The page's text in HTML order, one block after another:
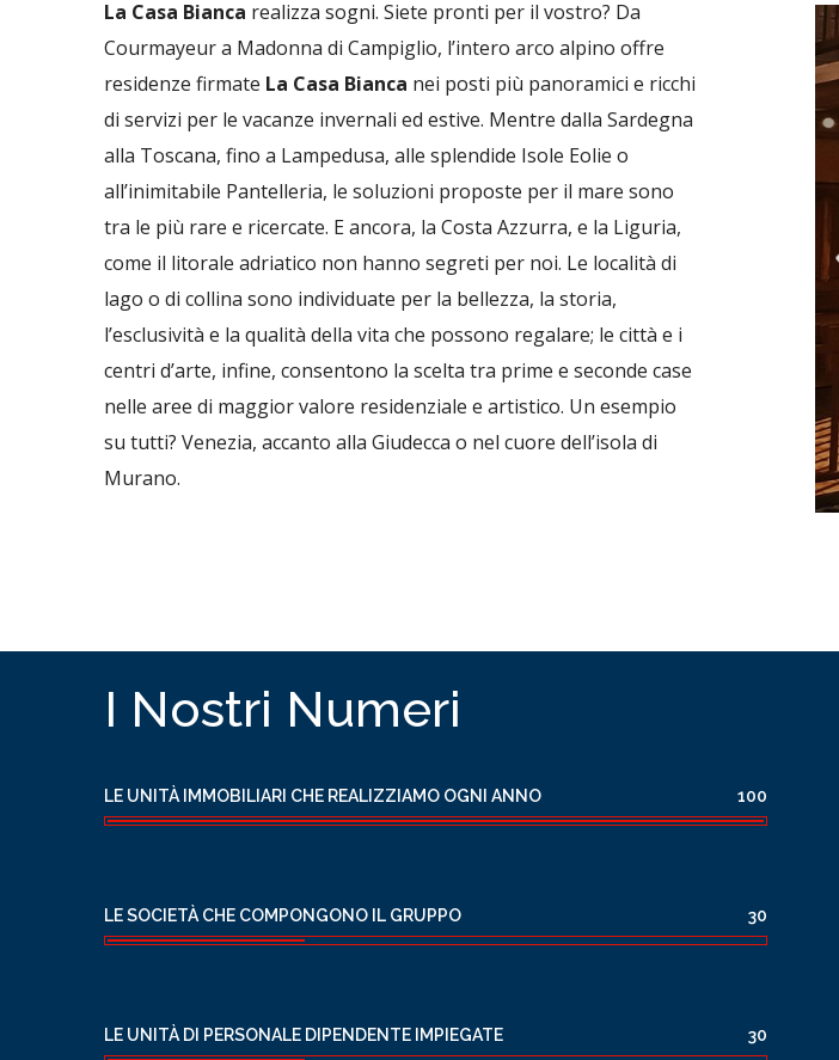
La Casa Bianca realizza sogni. Siete pronti per il vostro? Da
Courmayeur a Madonna di Campiglio, l’intero arco alpino offre
residenze firmate La Casa Bianca nei posti più panoramici e ricchi
di servizi per le vacanze invernali ed estive. Mentre dalla Sardegna
alla Toscana, fino a Lampedusa, alle splendide Isole Eolie o
all’inimitabile Pantelleria, le soluzioni proposte per il mare sono
tra le più rare e ricercate. E ancora, la Costa Azzurra, e la Liguria,
come il litorale adriatico non hanno segreti per noi. Le località di
lago o di collina sono individuate per la bellezza, la storia,
l’esclusività e la qualità della vita che possono regalare; le città e i
centri d’arte, infine, consentono la scelta tra prime e seconde case
nelle aree di maggior valore residenziale e artistico. Un esempio
su tutti? Venezia, accanto alla Giudecca o nel cuore dell’isola di
Murano.
I Nostri Numeri
LE UNITÀ IMMOBILIARI CHE REALIZZIAMO OGNI ANNO 100
LE SOCIETÀ CHE COMPONGONO IL GRUPPO 30
LE UNITÀ DI PERSONALE DIPENDENTE IMPIEGATE 30